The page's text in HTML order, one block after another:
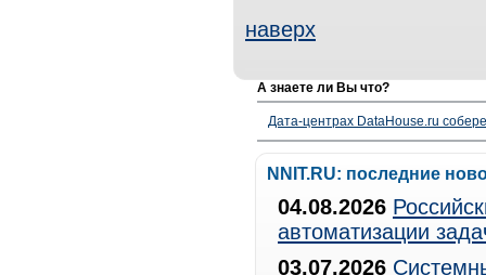
наверх
А знаете ли Вы что?
Дата-центрах DataHouse.ru
NNIT.RU: последние
04.08.2026
автоматизации
03.07.2026